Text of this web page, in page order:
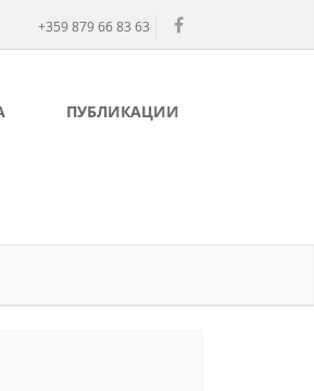
+359 879 66 83 63
ПУБЛИКАЦИИ